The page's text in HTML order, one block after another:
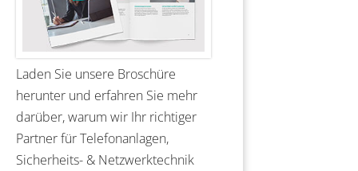
Laden Sie unsere Broschüre
herunter und erfahren Sie mehr
darüber, warum wir Ihr richtiger
Partner für Telefonanlagen,
Sicherheits- & Netzwerktechnik